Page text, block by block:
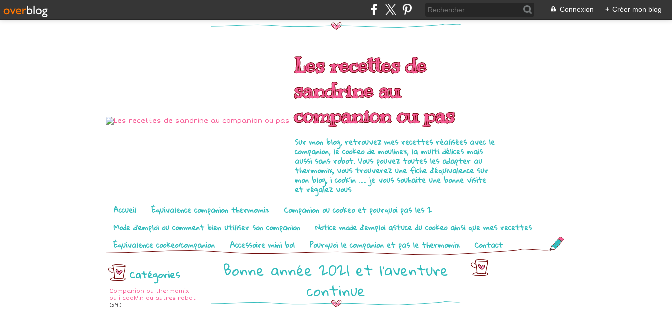
Connexion + Créer mon blog
Les recettes de
sandrine au
companion ou pas
Sur mon blog, retrouvez mes recettes réalisées avec le
companion, le cookeo de moulinex, la multi délices mais
aussi sans robot. Vous pouvez toutes les adapter au
thermomix, vous trouverez une fiche d'équivalence sur
mon blog, i cook'in ..... je vous souhaite une bonne visite
et régalez vous
Pages
Accueil Équivalence companion thermomix
Companion ou cookeo et pourquoi pas les 2
Mode d’emploi ou comment bien utiliser son companion
Notice mode d’emploi astuce du cookeo ainsi que mes recettes
Équivalence cookeo/companion
Accessoire mini bol Pourquoi le companion et pas le thermomix Contact
Catégories
Companion ou thermomix
ou i cook'in ou autres robot
(591)
Bonne année 2021 et l’aventure
continue